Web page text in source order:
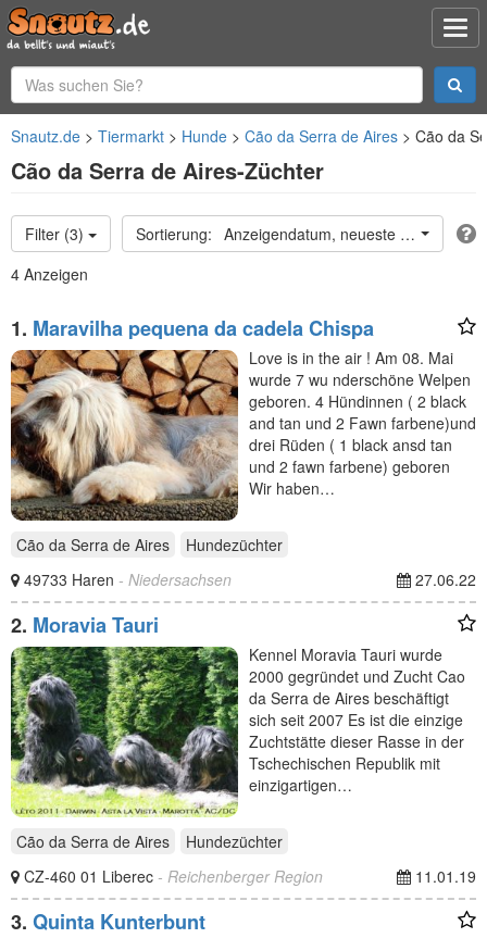
Snautz.de Tiermarkt Hunde Cão da Serra de Aires Cão da
Cão da Serra de Aires-Züchter
Filter (3)
Anzeigendatum, neueste oben
4 Anzeigen
1. Maravilha pequena da cadela Chispa
Love is in the air ! Am 08. Mai
wurde 7 wu nderschöne Welpen
geboren. 4 Hündinnen ( 2 black
and tan und 2 Fawn farbene)und
drei Rüden ( 1 black ansd tan
und 2 fawn farbene) geboren
Wir haben…
Cão da Serra de Aires
Hundezüchter
49733 Haren - Niedersachsen 27.06.22
2. Moravia Tauri
Kennel Moravia Tauri wurde
2000 gegründet und Zucht Cao
da Serra de Aires beschäftigt
sich seit 2007 Es ist die einzige
Zuchtstätte dieser Rasse in der
Tschechischen Republik mit
einzigartigen…
Cão da Serra de Aires
Hundezüchter
CZ-460 01 Liberec - Reichenberger Region 11.01.19
3. Quinta Kunterbunt